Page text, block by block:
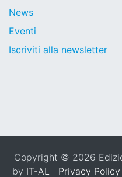
News
Eventi
Iscriviti alla newsletter
Copyright © 2026
by IT-AL Privacy Policy